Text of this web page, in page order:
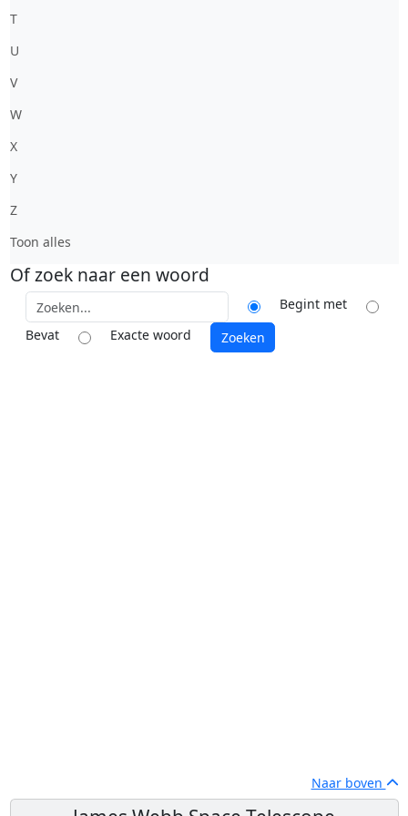
T
U
V
W
X
Y
Z
Toon alles
Of zoek naar een woord
Begint met
Bevat
Exacte woord
Naar boven